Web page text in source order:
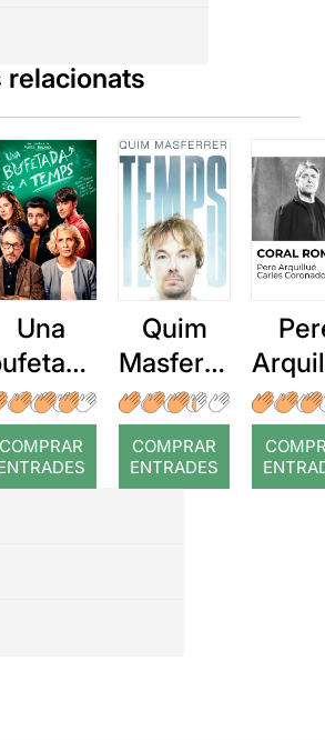
relacionats
Una
temps
COMPRAR
Quim
Masferre
r: Temps
COMPRAR
ENTRADES
: